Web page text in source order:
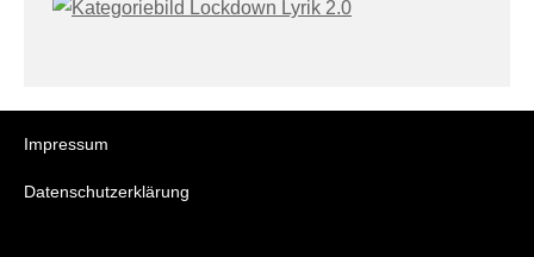
Impressum
Datenschutzerklärung